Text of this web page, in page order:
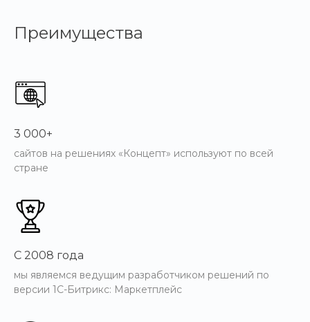
Преимущества
3 000+
сайтов на решениях «Концепт» используют по всей
стране
С 2008 года
мы являемся ведущим разработчиком решений по
версии 1С-Битрикс: Маркетплейс